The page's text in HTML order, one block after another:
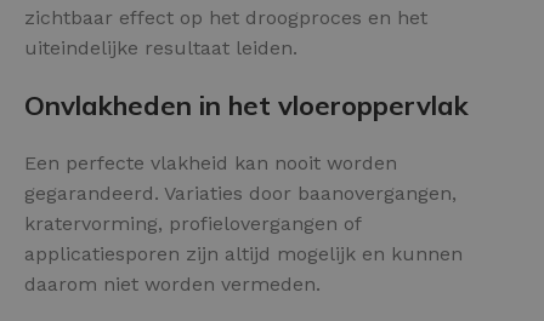
zichtbaar effect op het droogproces en het
uiteindelijke resultaat leiden.
Onvlakheden in het vloeroppervlak
Een perfecte vlakheid kan nooit worden
gegarandeerd. Variaties door baanovergangen,
kratervorming, profielovergangen of
applicatiesporen zijn altijd mogelijk en kunnen
daarom niet worden vermeden.